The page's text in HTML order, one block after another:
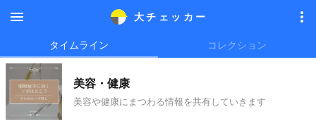
大チェッカ ー
美容・健康
美容や健康にまつわる情報を共有していきます
タイムライン コレクション